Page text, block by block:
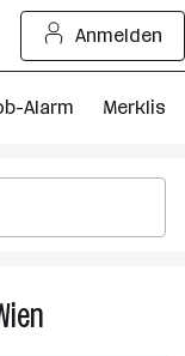
Anmelden
Alarm Merkliste